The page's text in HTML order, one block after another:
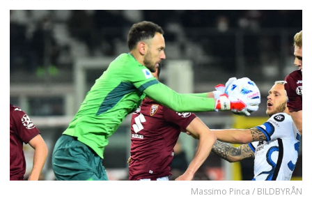
Massimo Pinca / BILDBYRÅN